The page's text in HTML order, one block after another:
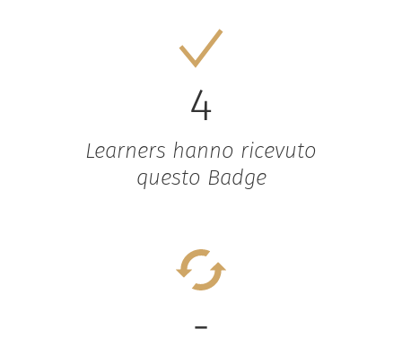
4
Learners hanno ricevuto
questo Badge
-